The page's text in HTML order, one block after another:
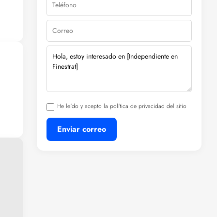
He leído y acepto la política de privacidad del sitio
Enviar correo